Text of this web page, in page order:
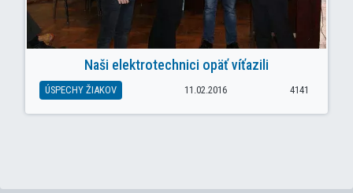
Naši elektrotechnici opäť víťazili
ÚSPECHY ŽIAKOV 11.02.2016 4141